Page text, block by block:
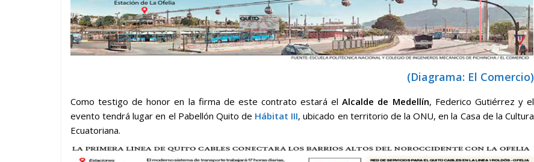
(Diagrama: El Comercio)
Como testigo de honor en la firma de este contrato estará elAlcalde de Medellín, Federico Gutiérrez y el
evento tendrá lugar en el Pabellón Quito de Hábitat III, ubicado en territorio de la ONU, en la Casa de la Cultura
Ecuatoriana.